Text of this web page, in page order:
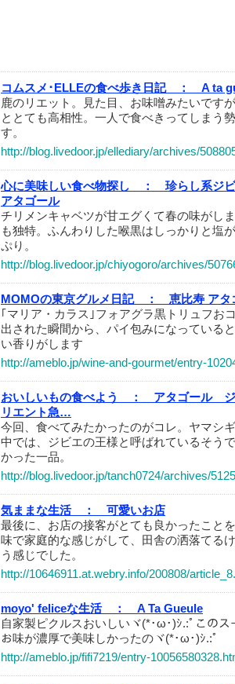
コムスメ･ELLEの食べ歩き日記 ：
A ta
鹿のリエット。見た目、お味噌みたいです
ととても高相性。一人で食べきってしまう
す。
http://blog.livedoor.jp/ellediary/archives/
心に美味しい食べ物探し ：
珍らし系ジ
アタゴール
チリメンキャベツが甘エグくて春の味がし
も独特。ふんわりした喉黒はしっかりと塩
ぷり。
http://blog.livedoor.jp/chiyogoro/archives/
MOMOの東京グルメ日記 ：
恵比寿 アタ
｢マリア・カラス｣フォアグラ黒トリュフ
出された瞬間から、パイ包みになっている
い香りがします
http://ameblo.jp/wine-and-gourmet/entry-
おいしいもの食べよう ：
アタゴール ジ
リエント急…
今回、食べてみたかったのがコレ。ヤマシ
中では、ジビエの王様と呼ばれているそう
かった一品。
http://blog.livedoor.jp/tanch0724/archives/
気ままな生活 ：
可愛いお店
最後に、お店の接客がとても良かったこと
味で家庭的な感じがして、田舎の洒落てる
う感じでした。
http://10646911.at.webry.info/200808/
moyo' feliceな生活 ：
A Ta Gueule
自家製ピクルスおいしいヾ(*･ω･)ｼ.:ﾟこの
お味が濃厚で美味しかったのヾ(*･ω･)ｼ.:ﾟ
http://ameblo.jp/fifi7219/entry-